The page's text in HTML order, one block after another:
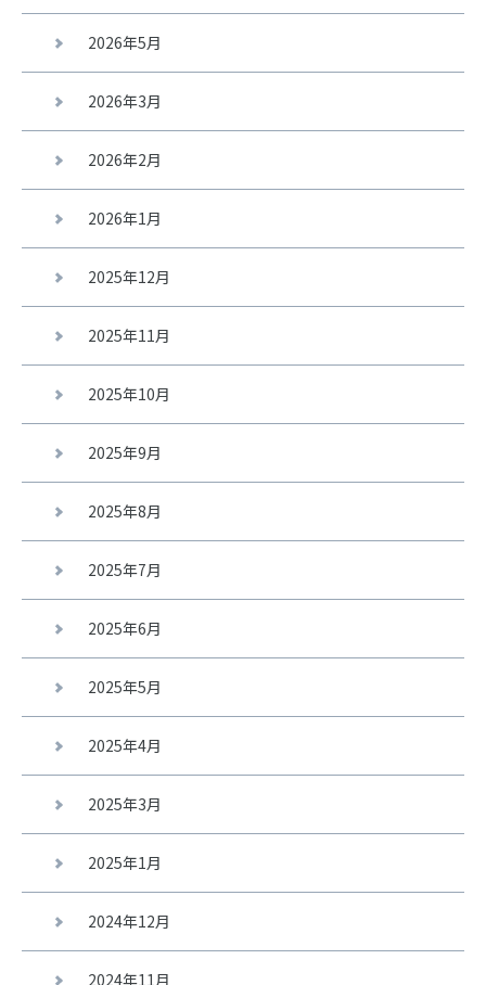
2026年5月
2026年3月
2026年2月
2026年1月
2025年12月
2025年11月
2025年10月
2025年9月
2025年8月
2025年7月
2025年6月
2025年5月
2025年4月
2025年3月
2025年1月
2024年12月
2024年11月